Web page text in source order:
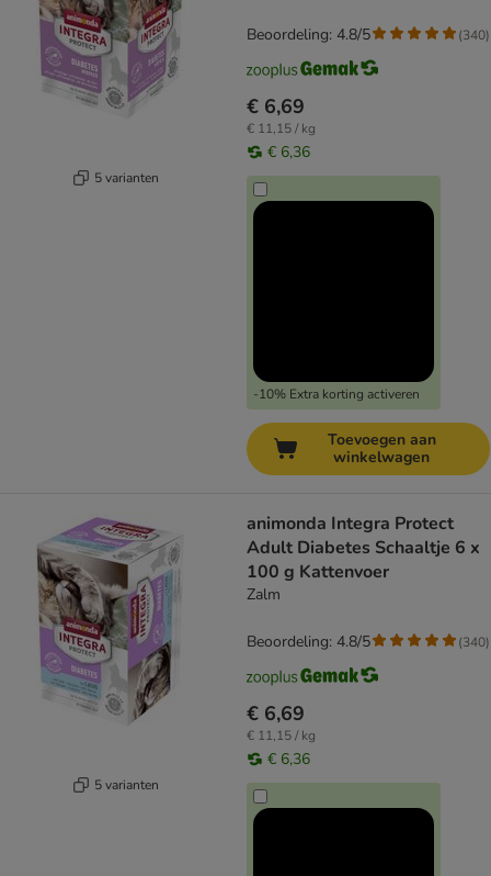
5 varianten
€ 6,69
€ 11,15 / kg
€ 6,36
-10% Extra korting activeren
Beoordeling: 4.8/5 (340)
Toevoegen aan
winkelwagen
5 varianten
animonda Integra Protect
Adult Diabetes Schaaltje 6 x
100 g Kattenvoer
Zalm
€ 6,69
€ 11,15 / kg
€ 6,36
Beoordeling: 4.8/5 (340)